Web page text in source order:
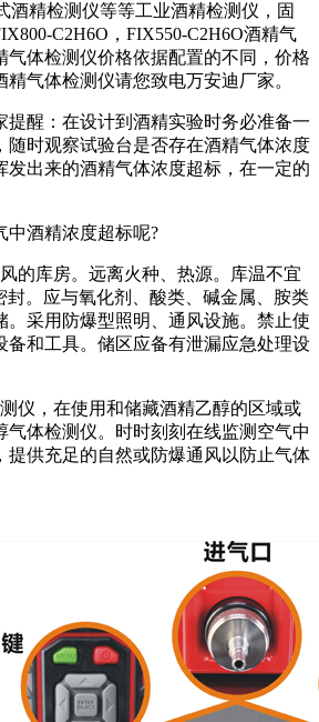
酒精检测仪等等工业酒精检测仪，固
C2H6O，FIX550-C2H6O酒精气
气体检测仪价格依据配置的不同，价格
气体检测仪请您致电万安迪厂家。
提醒：在设计到酒精实验时务必准备一
随时观察试验台是否存在酒精气体浓度
发出来的酒精气体浓度超标，在一定的
中酒精浓度超标呢?
的库房。远离火种、热源。库温不宜
。应与氧化剂、酸类、碱金属、胺类
。采用防爆型照明、通风设施。禁止使
备和工具。储区应备有泄漏应急处理设
仪，在使用和储藏酒精乙醇的区域或
气体检测仪。时时刻刻在线监测空气中
提供充足的自然或防爆通风以防止气体